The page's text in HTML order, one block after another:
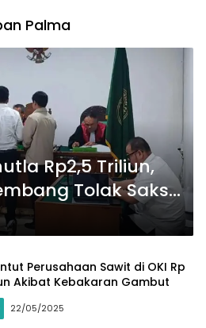
Palma
Rp2,5 Triliun,
Tolak Saksi
Perusahaan Sawit di OKI Rp
Akibat Kebakaran Gambut
22/05/2025